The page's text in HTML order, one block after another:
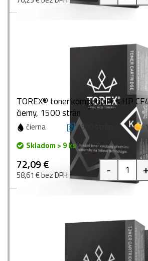
TOREX® toner kompatibilní s HP
čierny, 1500 strán
čierna 1500 strán
Skladom > 9 ks
72,09 €
58,61 € bez DPH - +